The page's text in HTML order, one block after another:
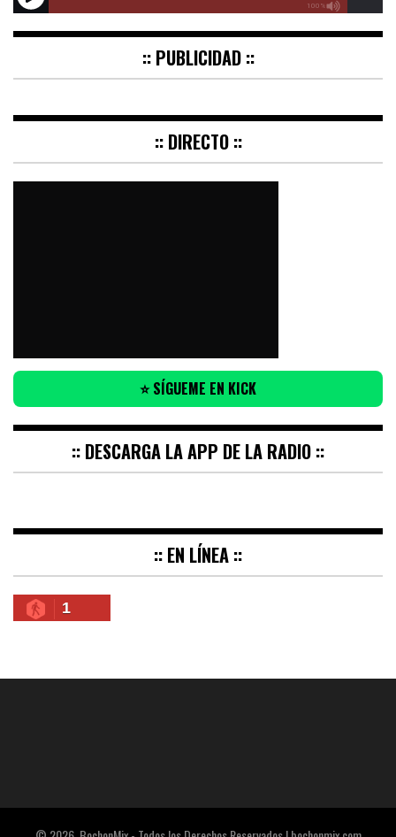
100%
:: PUBLICIDAD ::
:: DIRECTO ::
⭐ SÍGUEME EN KICK
:: DESCARGA LA APP DE LA RADIO ::
:: EN LÍNEA ::
1